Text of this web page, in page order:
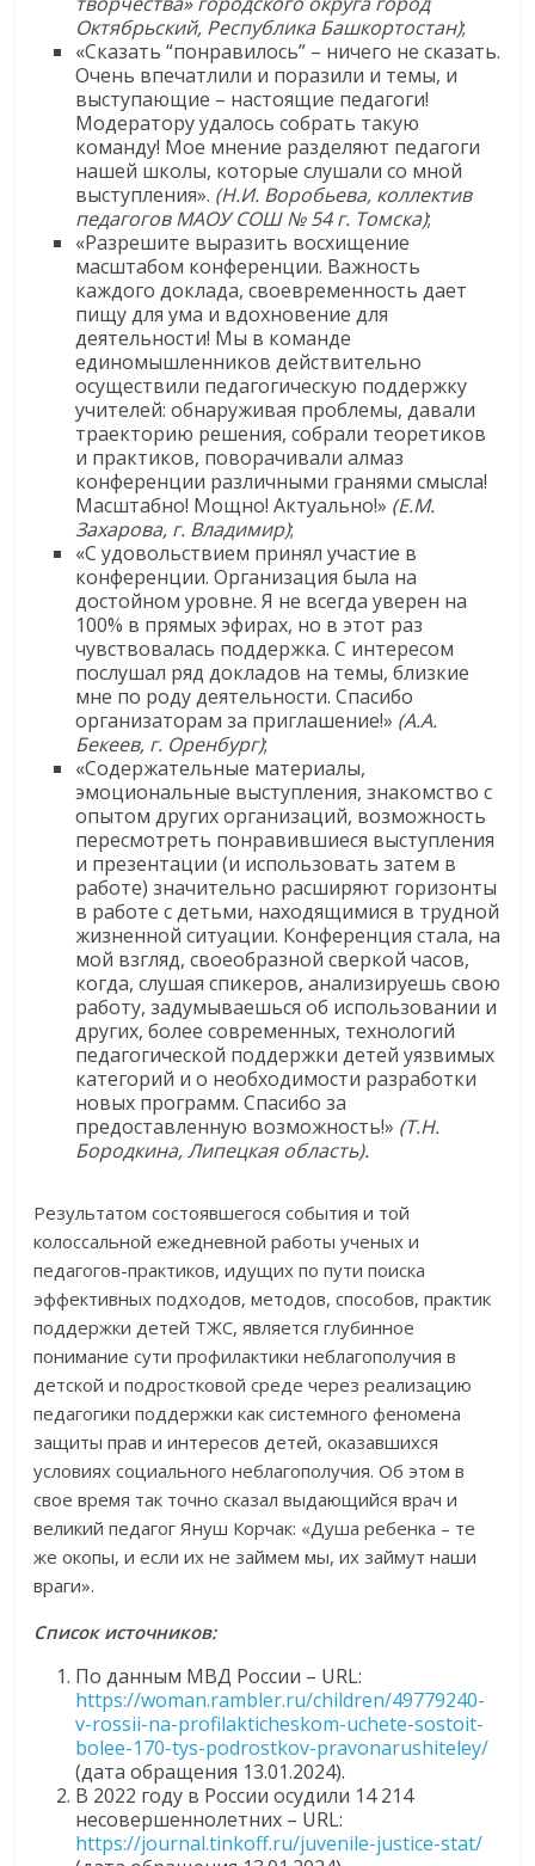
Октябрьский, Республика Башкортостан);
«Сказать “понравилось” – ничего не сказать.
Очень впечатлили и поразили и темы, и
выступающие – настоящие педагоги!
Модератору удалось собрать такую
команду! Мое мнение разделяют педагоги
нашей школы, которые слушали со мной
выступления». (Н.И. Воробьева, коллектив
педагогов МАОУ СОШ № 54 г. Томска);
«Разрешите выразить восхищение
масштабом конференции. Важность
каждого доклада, своевременность дает
пищу для ума и вдохновение для
деятельности! Мы в команде
единомышленников действительно
осуществили педагогическую поддержку
учителей: обнаруживая проблемы, давали
траекторию решения, собрали теоретиков
и практиков, поворачивали алмаз
конференции различными гранями смысла!
Масштабно! Мощно! Актуально!» (Е.М.
Захарова, г. Владимир);
«С удовольствием принял участие в
конференции. Организация была на
достойном уровне. Я не всегда уверен на
100% в прямых эфирах, но в этот раз
чувствовалась поддержка. С интересом
послушал ряд докладов на темы, близкие
мне по роду деятельности. Спасибо
организаторам за приглашение!» (А.А.
Бекеев, г. Оренбург);
«Содержательные материалы,
эмоциональные выступления, знакомство с
опытом других организаций, возможность
пересмотреть понравившиеся выступления
и презентации (и использовать затем в
работе) значительно расширяют горизонты
в работе с детьми, находящимися в трудной
жизненной ситуации. Конференция стала, на
мой взгляд, своеобразной сверкой часов,
когда, слушая спикеров, анализируешь свою
работу, задумываешься об использовании и
других, более современных, технологий
педагогической поддержки детей уязвимых
категорий и о необходимости разработки
новых программ. Спасибо за
предоставленную возможность!» (Т.Н.
Бородкина, Липецкая область).
Результатом состоявшегося события и той
колоссальной ежедневной работы ученых и
педагогов-практиков, идущих по пути поиска
эффективных подходов, методов, способов, практик
поддержки детей ТЖС, является глубинное
понимание сути профилактики неблагополучия в
детской и подростковой среде через реализацию
педагогики поддержки как системного феномена
защиты прав и интересов детей, оказавшихся
условиях социального неблагополучия. Об этом в
свое время так точно сказал выдающийся врач и
великий педагог Януш Корчак: «Душа ребенка – те
же окопы, и если их не займем мы, их займут наши
враги».
Список источников:
По данным МВД России – URL:
https://woman.rambler.ru/children/49779240-
v-rossii-na-profilakticheskom-uchete-sostoit-
bolee-170-tys-podrostkov-pravonarushiteley/
(дата обращения 13.01.2024).
В 2022 году в России осудили 14 214
несовершеннолетних – URL:
https://journal.tinkoff.ru/juvenile-justice-stat/